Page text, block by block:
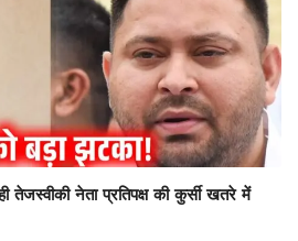
नेता प्रतिपक्ष की कुर्सी खतरे में